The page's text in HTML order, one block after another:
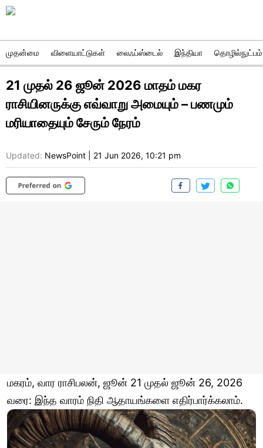
முதன்மை விளையாட்டுகள் லைஃப்ஸ்டைல் இந்தியா தொழில்நுட்பம்
21 முதல் 26 ஜூன் 2026 மாதம் மகர
ராசியினருக்கு எவ்வாறு அமையும் – பணமும்
மரியாதையும் சேரும் நேரம்
Updated: NewsPoint 21 Jun 2026, 10:21 pm
மகரம், வார ராசிபலன், ஜூன் 21 முதல் ஜூன் 26, 2026
வரை: இந்த வாரம் நிதி ஆதாயங்களை எதிர்பார்க்கலாம்.